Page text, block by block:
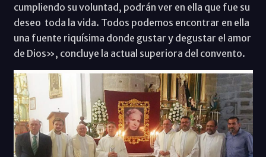
cumpliendo su voluntad, podrán ver en ella que fue su
deseo toda la vida. Todos podemos encontrar en ella
una fuente riquísima donde gustar y degustar el amor
de Dios», concluye la actual superiora del convento.